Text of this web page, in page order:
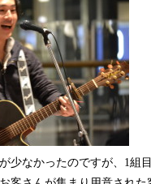
少なかったのですが、1組